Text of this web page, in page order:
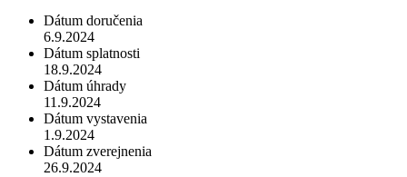
Dátum doručenia
6.9.2024
Dátum splatnosti
18.9.2024
Dátum úhrady
11.9.2024
Dátum vystavenia
1.9.2024
Dátum zverejnenia
26.9.2024